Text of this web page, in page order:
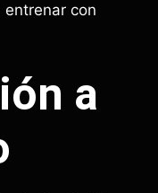
entrenar con
a